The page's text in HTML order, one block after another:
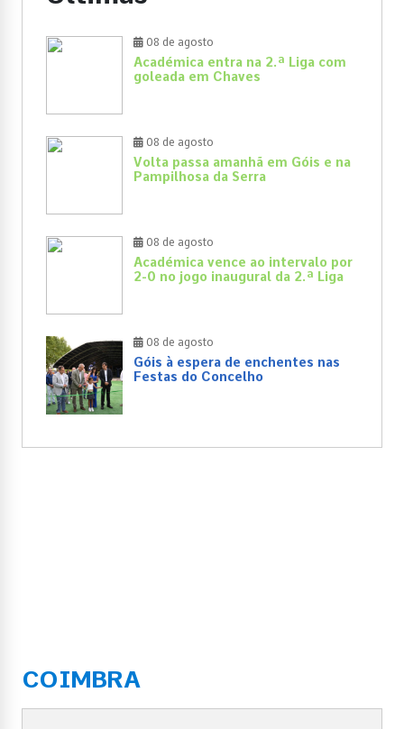
08 de agosto
Académica entra na 2.ª Liga com
goleada em Chaves
08 de agosto
Volta passa amanhã em Góis e na
Pampilhosa da Serra
08 de agosto
Académica vence ao intervalo por
2-0 no jogo inaugural da 2.ª Liga
08 de agosto
Góis à espera de enchentes nas
Festas do Concelho
COIMBRA